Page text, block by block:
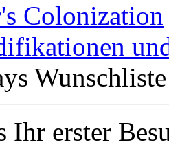
Colonization
Wunschliste
Ihr erster